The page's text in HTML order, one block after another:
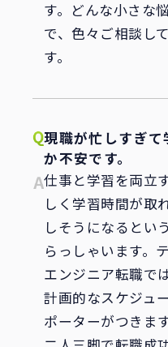
す。どんな小さな
で、色々ご相談し
す。
現職が忙しすぎ
か不安です。
仕事と学習を両立
しく学習時間が取
しそうになるとい
らっしゃいます。
エンジニア転職で
計画的なスケジュ
ポーターがつきま